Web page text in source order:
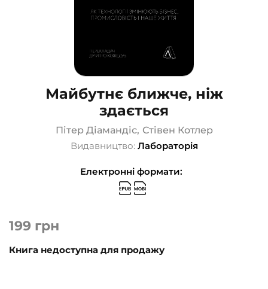
Майбутнє ближче, ніж
здається
Пітер Діамандіс, Стівен Котлер
Видавництво: Лабораторія
Електронні формати:
199 грн
Книга недоступна для продажу